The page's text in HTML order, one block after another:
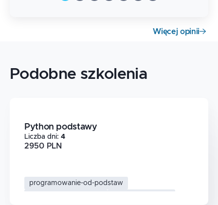
Więcej opinii
Podobne szkolenia
Python podstawy
Liczba dni: 4
2950 PLN
programowanie-od-podstaw